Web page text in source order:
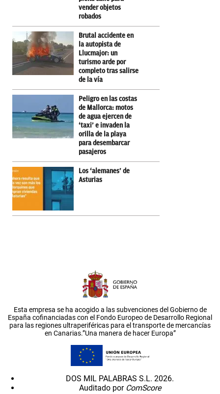
vender objetos
robados
Brutal accidente en
la autopista de
Llucmajor: un
turismo arde por
completo tras salirse
de la vía
Peligro en las costas
de Mallorca: motos
de agua ejercen de
‘taxi’ e invaden la
orilla de la playa
para desembarcar
pasajeros
Los ‘alemanes’ de
Asturias
Esta empresa se ha acogido a las subvenciones del Gobierno de
España cofinanciadas con el Fondo Europeo de Desarrollo Regional
para las regiones ultraperiféricas para el transporte de mercancías
en Canarias.”Una manera de hacer Europa”
DOS MIL PALABRAS S.L. 2026.
Auditado por ComScore